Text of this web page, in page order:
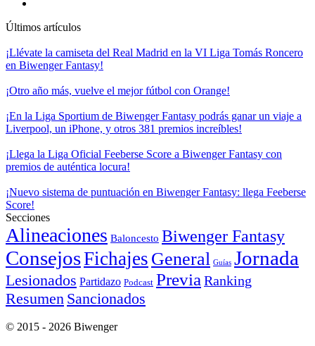
Últimos artículos
¡Llévate la camiseta del Real Madrid en la VI Liga Tomás Roncero
en Biwenger Fantasy!
¡Otro año más, vuelve el mejor fútbol con Orange!
¡En la Liga Sportium de Biwenger Fantasy podrás ganar un viaje a
Liverpool, un iPhone, y otros 381 premios increíbles!
¡Llega la Liga Oficial Feeberse Score a Biwenger Fantasy con
premios de auténtica locura!
¡Nuevo sistema de puntuación en Biwenger Fantasy: llega Feeberse
Score!
Secciones
Alineaciones Baloncesto Biwenger Fantasy
ConsejosFichajes General Guías Jornada
Lesionados Partidazo Podcast Previa Ranking
Resumen Sancionados
© 2015 - 2026 Biwenger